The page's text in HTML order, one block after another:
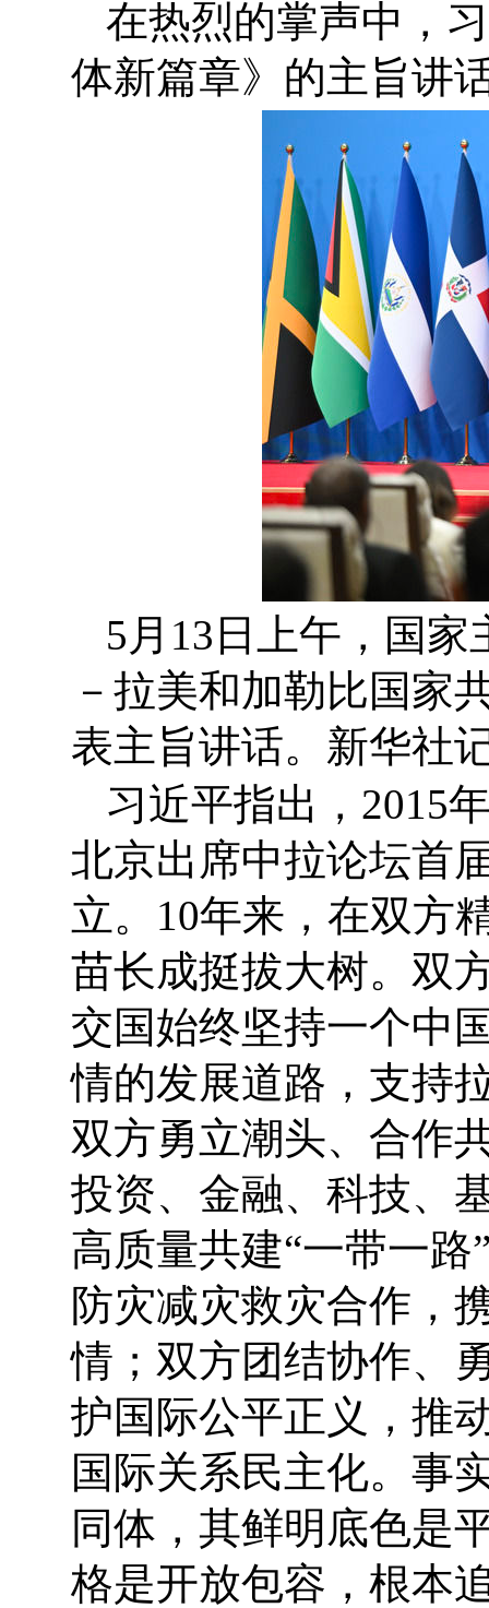
在热烈的掌声中，
体新篇章》的主旨讲
5月13日上午，国
－拉美和加勒比国家
表主旨讲话。新华社
习近平指出，2015
北京出席中拉论坛首
立。10年来，在双方
苗长成挺拔大树。双
交国始终坚持一个中
情的发展道路，支持
双方勇立潮头、合作
投资、金融、科技、
高质量共建“一带一
防灾减灾救灾合作，
情；双方团结协作、
护国际公平正义，推
国际关系民主化。事
同体，其鲜明底色是
格是开放包容，根本